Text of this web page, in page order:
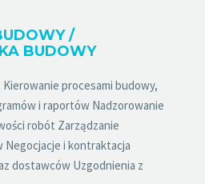
/
BUDOWY
procesami budowy,
i raportów Nadzorowanie
robót Zarządzanie
Negocjacje i kontraktacja
dostawców Uzgodnienia z